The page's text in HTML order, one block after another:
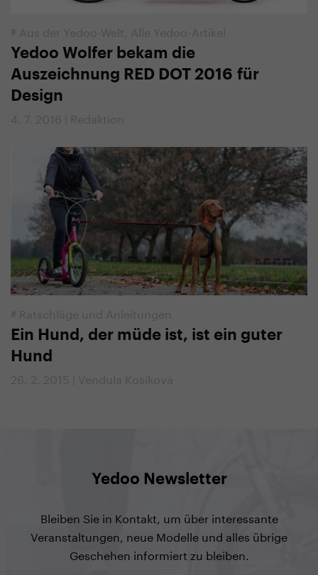
# Aus der Yedoo-Welt Alle Yedoo-Artikel
Yedoo Wolfer bekam die
Auszeichnung RED DOT 2016 für
Design
4. 7. 2016 | Redaktion
# Ratschläge und Anleitungen
Ein Hund, der müde ist, ist ein guter
Hund
26. 2. 2015 | Vendula Kosíková
Yedoo Newsletter
Bleiben Sie in Kontakt, um über interessante
Veranstaltungen, neue Modelle und alles übrige
Geschehen informiert zu bleiben.